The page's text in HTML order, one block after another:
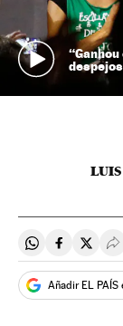
Compartir en
Compartir
Añadir EL PAÍS